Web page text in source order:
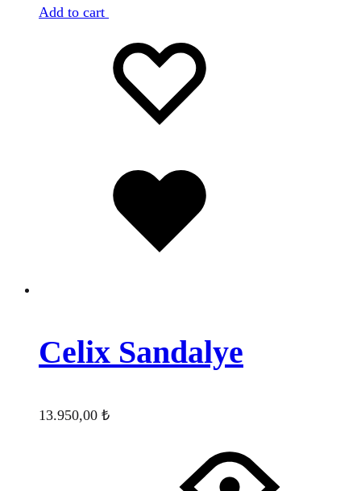
Add to cart
Celix Sandalye
13.950,00 ₺